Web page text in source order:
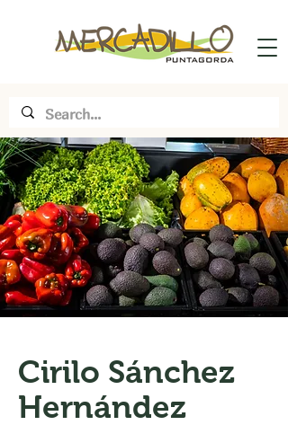
Cirilo Sánchez
Hernández